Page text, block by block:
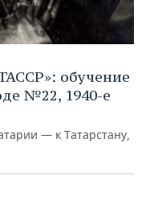
обучение
№22, 1940-е
— к Татарстану,